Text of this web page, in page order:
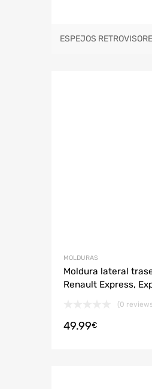
ESPEJOS
MOLDURAS
Moldura lateral
Renault Express,
(0
49.99€